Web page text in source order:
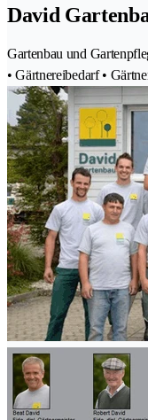
David
Gartenbau und
• Gärtnereibedarf •